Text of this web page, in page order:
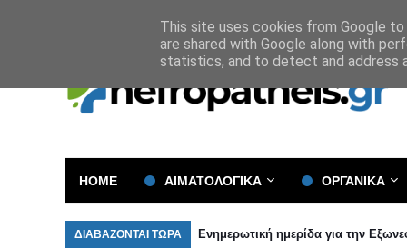
HOME ΑΙΜΑΤΟΛΟΓΙΚΑ ΟΡΓΑΝΙΚΑ
ΔΙΑΒΑΖΟΝΤΑΙ ΤΩΡΑ Ενημερωτική ημερίδα για την
This site uses cookies from Google
are shared with Google along with
statistics, and to detect and address